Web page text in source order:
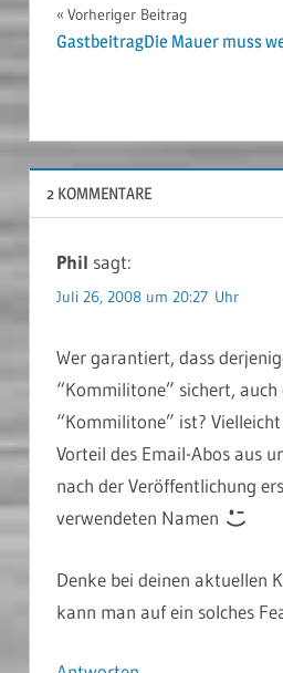
Vorheriger Beitrag
GastbeitragDie Mauer muss
2 KOMMENTARE
Phil sagt:
Juli 26, 2008 um 20:27 Uhr
Wer garantiert, dass
“Kommilitone” sichert, auch
“Kommilitone” ist?
Vorteil des Email-Abos aus
nach der Veröffentlichung
verwendeten Namen
Denke bei deinen aktuellen
kann man auf ein solches